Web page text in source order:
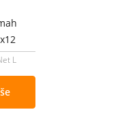
L